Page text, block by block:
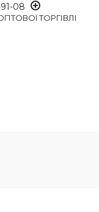
08
ТОРГІВЛІ